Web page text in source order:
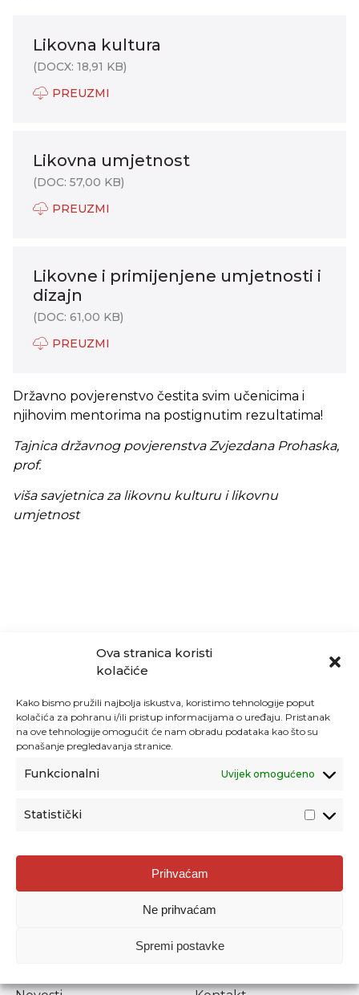
Ova stranica koristi
kolačiće
Kako bismo pružili najbolja iskustva, koristimo tehnologije poput
kolačića za pohranu i/ili pristup informacijama o uređaju. Pristanak
na ove tehnologije omogućit će nam obradu podataka kao što su
ponašanje pregledavanja stranice.
Funkcionalni Uvijek omogućeno
Statistički
Prihvaćam
Ne prihvaćam
Spremi postavke
Likovna kultura
(DOCX: 18,91 KB)
PREUZMI
Likovna umjetnost
(DOC: 57,00 KB)
PREUZMI
Likovne i primijenjene umjetnosti i
dizajn
(DOC: 61,00 KB)
PREUZMI
Državno povjerenstvo čestita svim učenicima i
njihovim mentorima na postignutim rezultatima!
Tajnica državnog povjerenstva Zvjezdana Prohaska,
prof.
viša savjetnica za likovnu kulturu i likovnu
umjetnost
Agencija za odgoj i obrazovanje
Donje Svetice 38, 10000 Zagreb
1778129
Prenošenje sadržaja dopušteno je uz navođenje izvora.